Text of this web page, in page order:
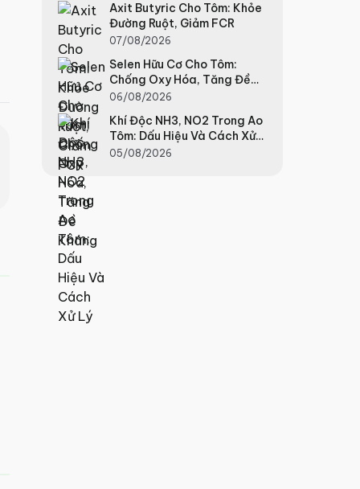
Axit Butyric Cho Tôm: Khỏe
Đường Ruột, Giảm FCR
07/08/2026
Selen Hữu Cơ Cho Tôm:
Chống Oxy Hóa, Tăng Đề
Kháng
06/08/2026
Khí Độc NH3, NO2 Trong Ao
Tôm: Dấu Hiệu Và Cách Xử
Lý
05/08/2026